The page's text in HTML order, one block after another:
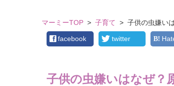
マーミーTOP > 子育て > 子供の虫嫌い
facebook twitter
子供の虫嫌いはなぜ？